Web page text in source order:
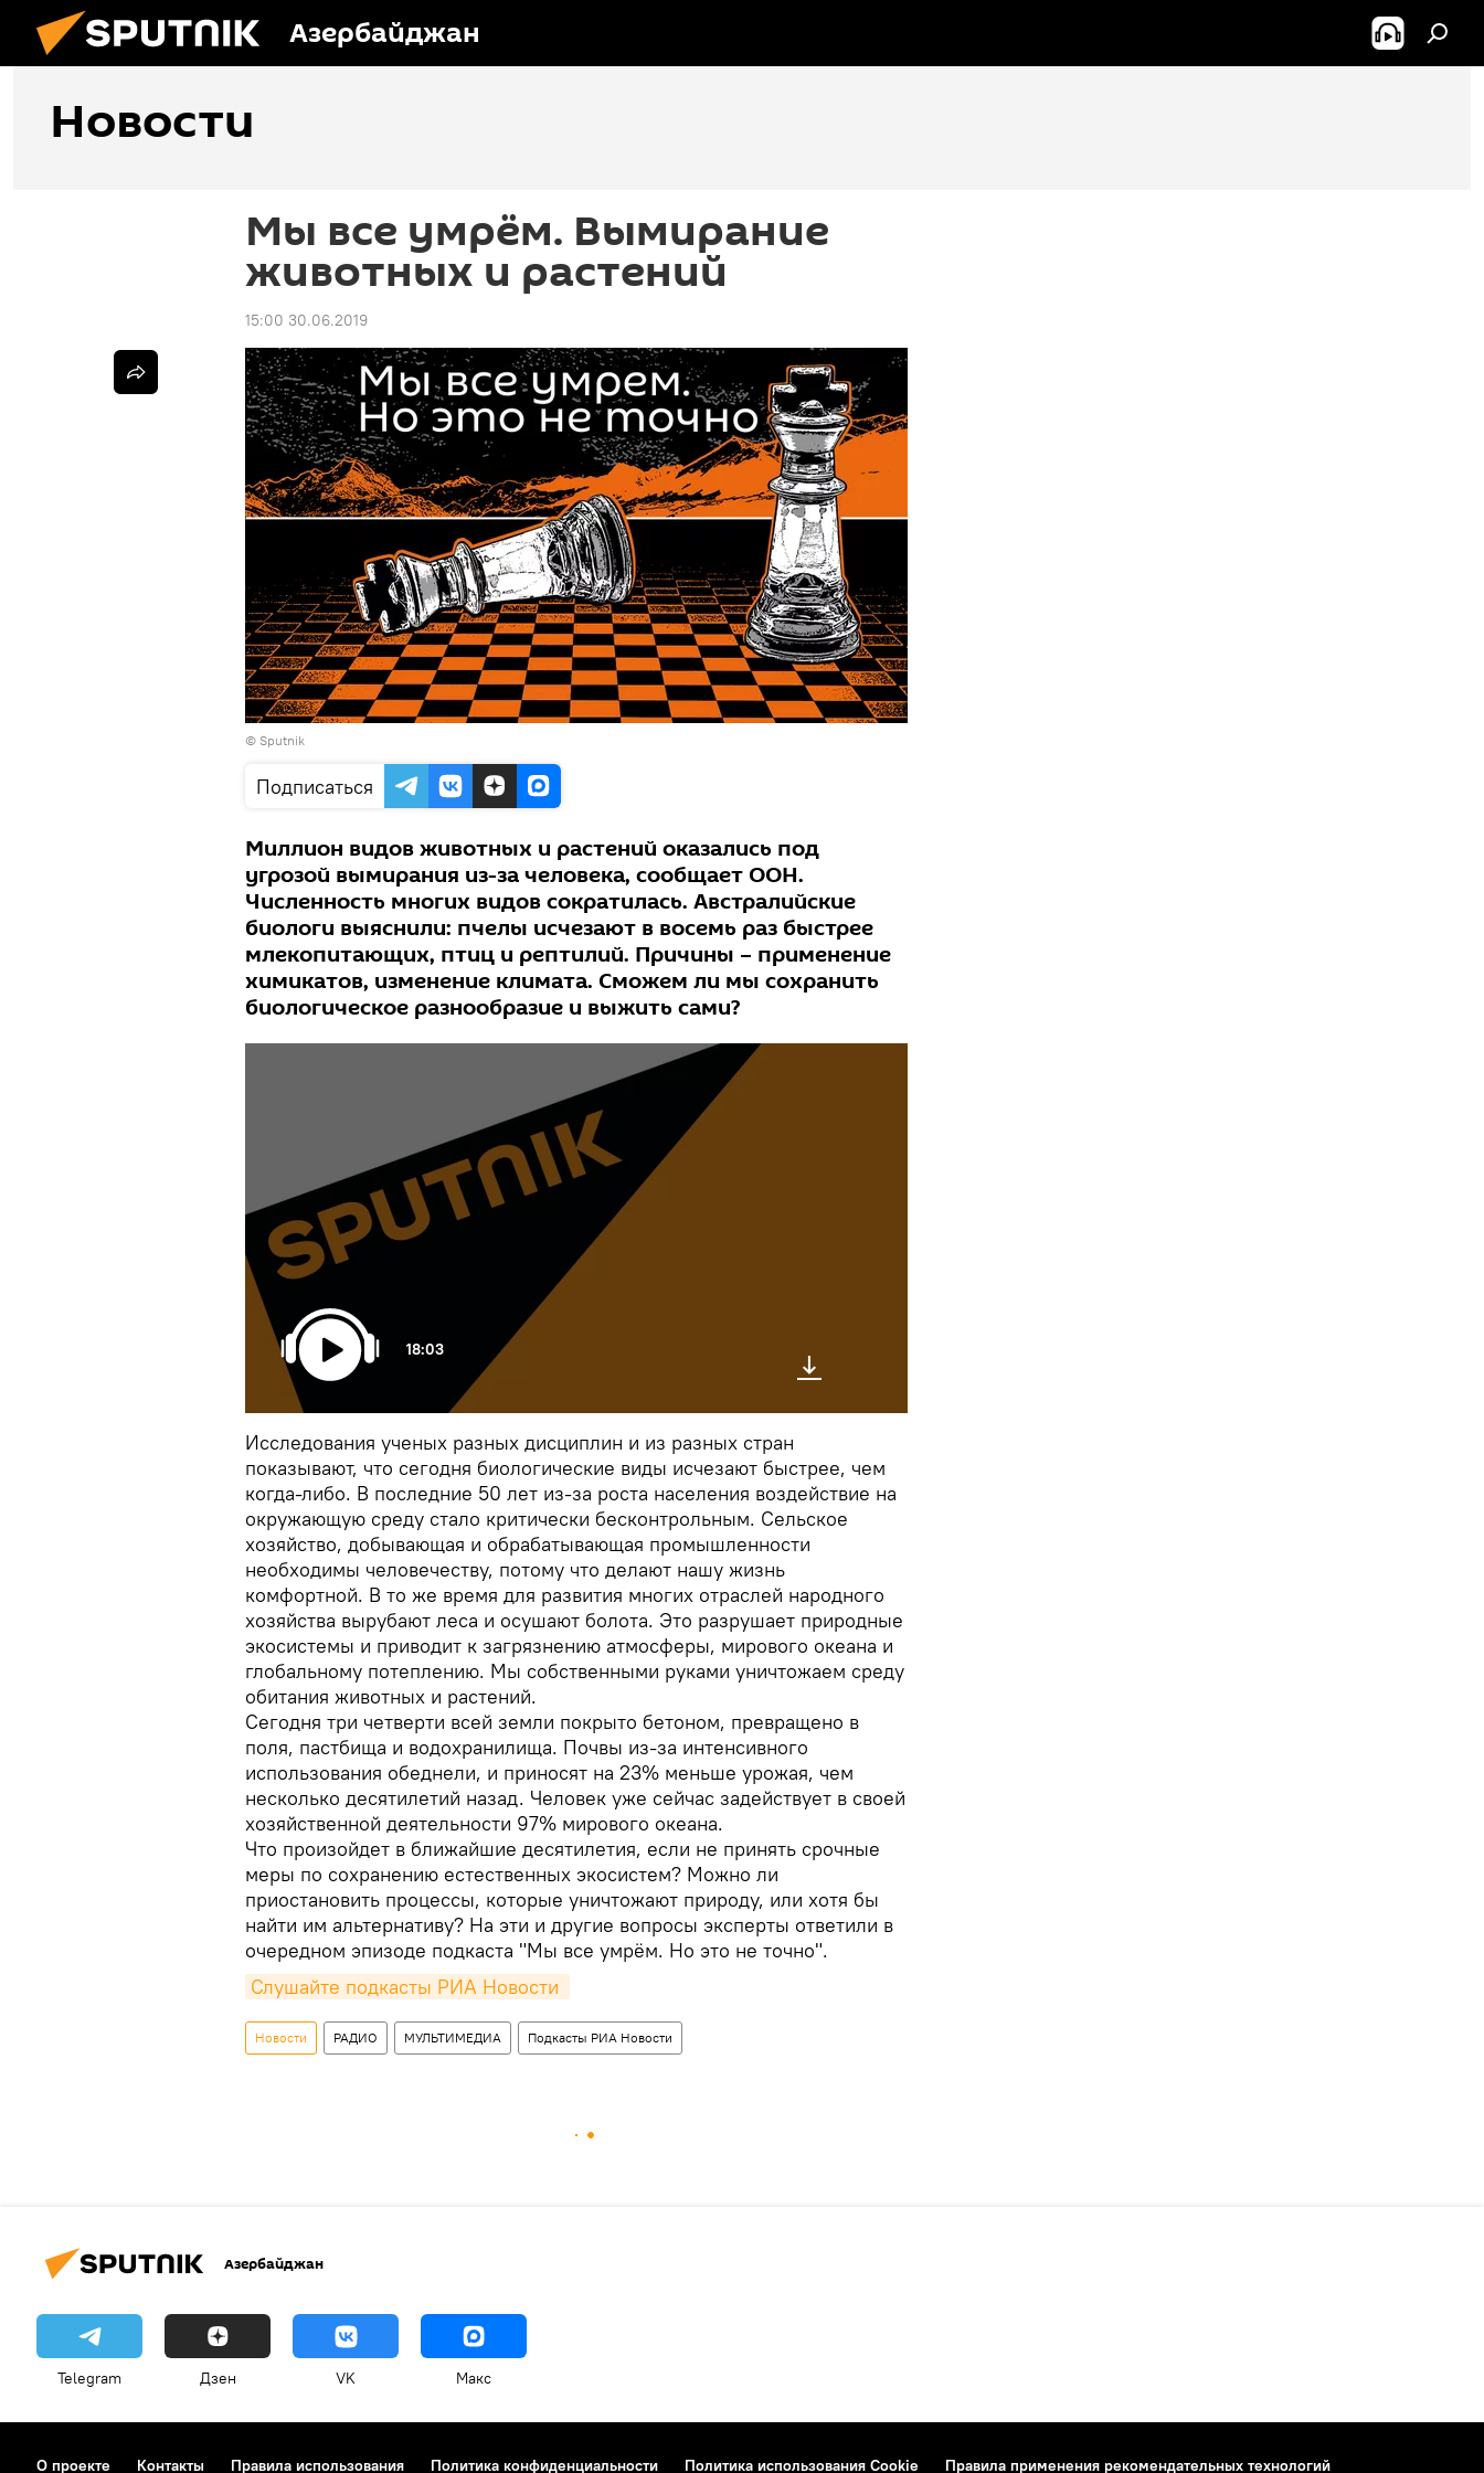
Азербайджан
Новости
Мы все умрём. Вымирание
животных и растений
15:00 30.06.2019
© Sputnik
Подписаться
Миллион видов животных и растений оказались под
угрозой вымирания из-за человека, сообщает ООН.
Численность многих видов сократилась. Австралийские
биологи выяснили: пчелы исчезают в восемь раз быстрее
млекопитающих, птиц и рептилий. Причины – применение
химикатов, изменение климата. Сможем ли мы сохранить
биологическое разнообразие и выжить сами?
18:03
Исследования ученых разных дисциплин и из разных стран
показывают, что сегодня биологические виды исчезают быстрее, чем
когда-либо. В последние 50 лет из-за роста населения воздействие на
окружающую среду стало критически бесконтрольным. Сельское
хозяйство, добывающая и обрабатывающая промышленности
необходимы человечеству, потому что делают нашу жизнь
комфортной. В то же время для развития многих отраслей народного
хозяйства вырубают леса и осушают болота. Это разрушает природные
экосистемы и приводит к загрязнению атмосферы, мирового океана и
глобальному потеплению. Мы собственными руками уничтожаем среду
обитания животных и растений.
Сегодня три четверти всей земли покрыто бетоном, превращено в
поля, пастбища и водохранилища. Почвы из-за интенсивного
использования обеднели, и приносят на 23% меньше урожая, чем
несколько десятилетий назад. Человек уже сейчас задействует в своей
хозяйственной деятельности 97% мирового океана.
Что произойдет в ближайшие десятилетия, если не принять срочные
меры по сохранению естественных экосистем? Можно ли
приостановить процессы, которые уничтожают природу, или хотя бы
найти им альтернативу? На эти и другие вопросы эксперты ответили в
очередном эпизоде подкаста "Мы все умрём. Но это не точно".
Слушайте подкасты РИА Новости
Новости РАДИО МУЛЬТИМЕДИА Подкасты РИА Новости
Азербайджан
Telegram Дзен VK Макс
О проекте Контакты Правила использования Политика конфиденциальности Политика использования Cookie Правила применения рекомендательных технологий